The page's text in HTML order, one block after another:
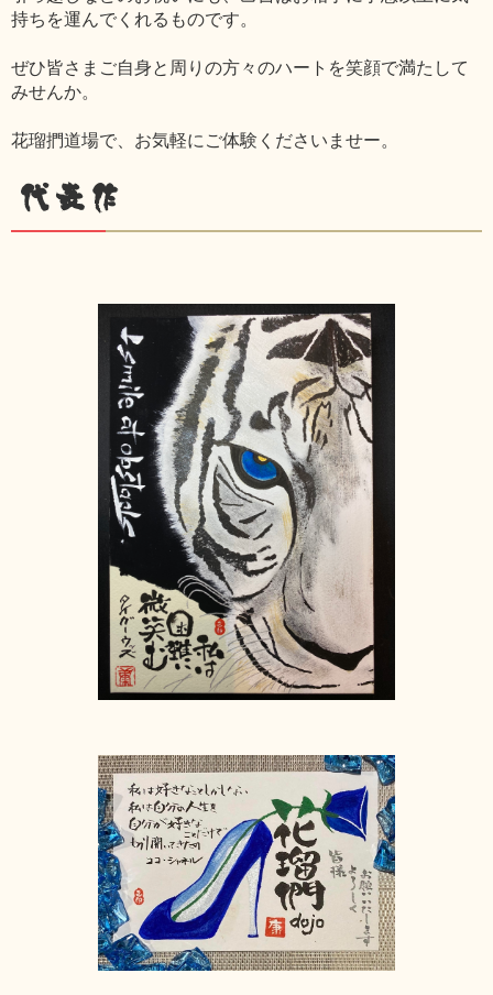
持ちを運んでくれるものです。
ぜひ皆さまご自身と周りの方々のハートを笑顔で満たして
みせんか。
花瑠捫道場で、お気軽にご体験くださいませー。
代表作